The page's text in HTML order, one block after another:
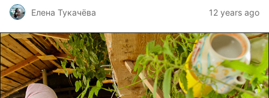
Елена Тукачёва 12 years ago